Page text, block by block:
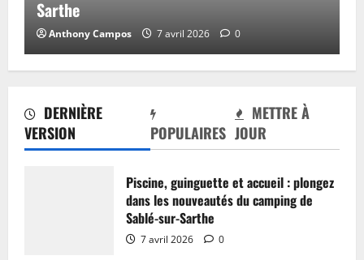
DERNIÈRE
VERSION
POPULAIRES
METTRE À
JOUR
Piscine, guinguette et accueil : plongez
dans les nouveautés du camping de
Sablé-sur-Sarthe
7 avril 2026 0
Sarthe
Anthony Campos 7 avril 2026 0